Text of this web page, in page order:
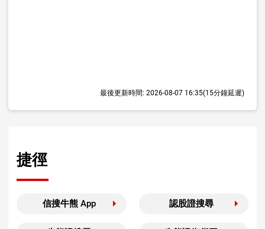
最後更新時間: 2026-08-07 16:35(15分鐘延遲)
捷徑
信搜牛熊 App 認股證搜尋